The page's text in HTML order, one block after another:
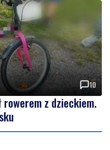
10
rowerem z dzieckiem.
2026
połączył mieszkańców